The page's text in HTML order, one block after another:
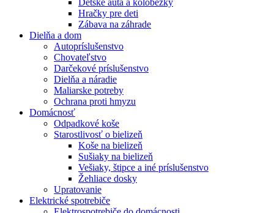
Hračky pre deti
Zábava na záhrade
Dielňa a dom
Autopríslušenstvo
Chovateľstvo
Darčekové príslušenstvo
Dielňa a náradie
Maliarske potreby
Ochrana proti hmyzu
Domácnosť
Odpadkové koše
Starostlivosť o bielizeň
Koše na bielizeň
Sušiaky na bielizeň
Vešiaky, štipce a iné príslušenstvo
Žehliace dosky
Upratovanie
Elektrické spotrebiče